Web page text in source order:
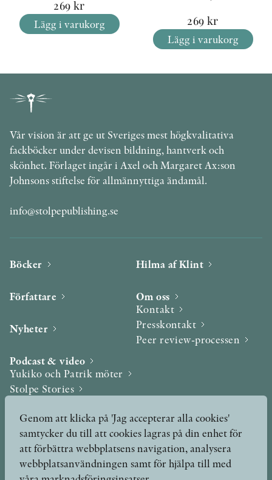
269 kr
Lägg i varukorg 269 kr
Lägg i varukorg
Vår vision är att ge ut Sveriges mest högkvalitativa
fackböcker under devisen bildning, hantverk och
skönhet. Förlaget ingår i Axel och Margaret Ax:son
Johnsons stiftelse för allmännyttiga ändamål.
info@stolpepublishing.se
Böcker
Författare
Nyheter
Podcast & video
Yukiko och Patrik möter
Stolpe Stories
Utmärkelser & Format
Utmärkelser
Övriga format
Hilma af Klint
Om oss
Kontakt
Presskontakt
Peer review-processen
Genom att klicka på 'Jag accepterar alla cookies'
samtycker du till att cookies lagras på din enhet för
att förbättra webbplatsens navigation, analysera
webbplatsanvändningen samt för hjälpa till med